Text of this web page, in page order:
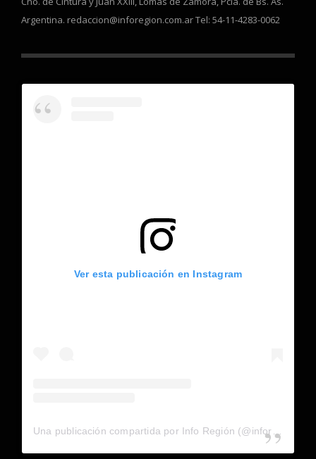
Argentina. redaccion@inforegion.com.ar Tel: 54-11-4283-0062
Ver esta publicación en Instagram